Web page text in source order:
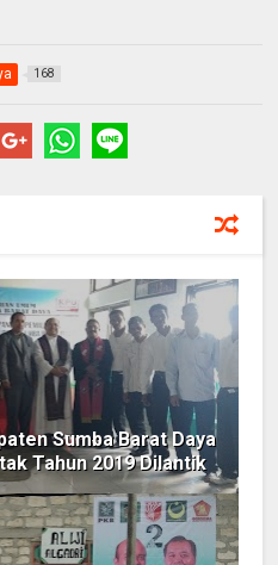
168
Sumba Barat Daya
Tahun 2019 Dilantik